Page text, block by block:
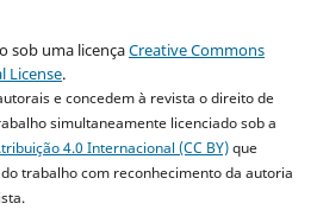
sob uma licençaCreative Commons
License.
e concedem à revista o direito de
simultaneamente licenciado sob a
4.0 Internacional (CC BY)que
trabalho com reconhecimento da autoria